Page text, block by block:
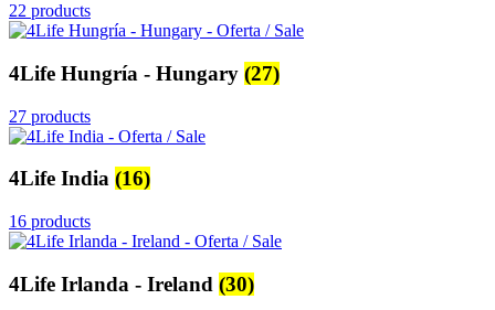
22 products
4Life Hungría - Hungary (27)
27 products
4Life India (16)
16 products
4Life Irlanda - Ireland (30)